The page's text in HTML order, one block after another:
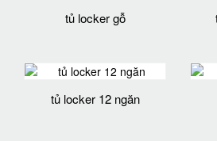
tủ locker gỗ
tủ locker 12 ngăn